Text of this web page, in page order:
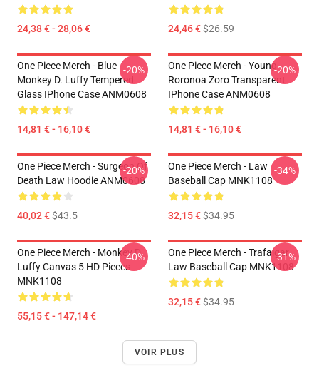
24,38 € - 28,06 € 24,46 €$26.59
One Piece Merch - Blue
Monkey D. Luffy Tempered
Glass IPhone Case ANM0608
14,81 € - 16,10 €
-20%
One Piece Merch - Young
Roronoa Zoro Transparent
IPhone Case ANM0608
14,81 € - 16,10 €
-20%
One Piece Merch - Surgeon Of
Death Law Hoodie ANM0608
40,02 €$43.5
-20%
One Piece Merch - Law
Baseball Cap MNK1108
32,15 €$34.95
-34%
One Piece Merch - Monkey D.
Luffy Canvas 5 HD Pieces
MNK1108
55,15 € - 147,14 €
-40%
One Piece Merch - Trafalgar
Law Baseball Cap MNK1108
32,15 €$34.95
-31%
VOIR PLUS